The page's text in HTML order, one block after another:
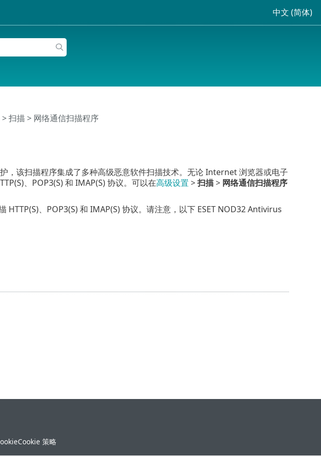
中文 (简体)
>扫描 > 网络通信扫描程序
，该扫描程序集成了多种高级恶意软件扫描技术。无论 Internet 浏览器或电子
、POP3(S) 和 IMAP(S) 协议。可以在高级设置 >扫描> 网络通信扫描程序
HTTP(S)、POP3(S) 和 IMAP(S) 协议。请注意，以下 ESET NOD32 Antivirus
Cookie 策略